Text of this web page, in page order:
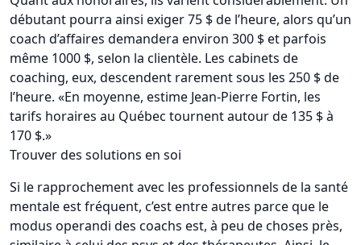
débutant pourra ainsi exiger 75 $ de l’heure, alors qu’un
coach d’affaires demandera environ 300 $ et parfois
même 1000 $, selon la clientèle. Les cabinets de
coaching, eux, descendent rarement sous les 250 $ de
l’heure. «En moyenne, estime Jean-Pierre Fortin, les
tarifs horaires au Québec tournent autour de 135 $ à
170 $.»
Trouver des solutions en soi
Si le rapprochement avec les professionnels de la santé
mentale est fréquent, c’est entre autres parce que le
modus operandi des coachs est, à peu de choses près,